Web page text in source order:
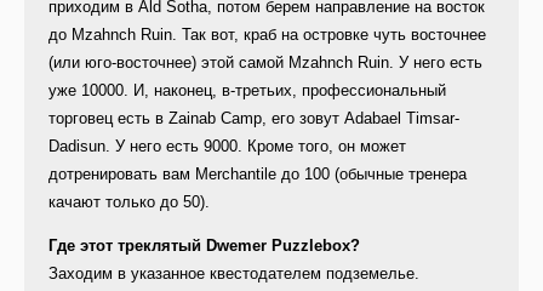
приходим в Ald Sotha, потом берем направление на восток
до Mzahnch Ruin. Так вот, краб на островке чуть восточнее
(или юго-восточнее) этой самой Mzahnch Ruin. У него есть
уже 10000. И, наконец, в-третьих, профессиональный
торговец есть в Zainab Camp, его зовут Adabael Timsar-
Dadisun. У него есть 9000. Кроме того, он может
дотренировать вам Merchantile до 100 (обычные тренера
качают только до 50).
Где этот треклятый Dwemer Puzzlebox?
Заходим в указанное квестодателем подземелье.